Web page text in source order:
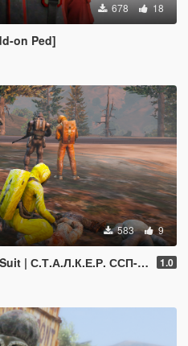
678 18
on Ped]
583 9
ССП-99 «Эколог» [Add-On Ped] 1.0